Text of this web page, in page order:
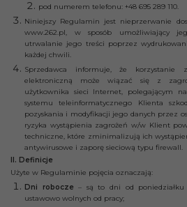
pod numerem telefonu: +48 695 289 110.
Niniejszy Regulamin jest nieprzerwanie
www.262.pl, w sposób umożliwiający
utrwalanie jego treści poprzez
każdej chwili.
Sprzedawca informuje, że korzystanie
elektroniczną może wiązać się z
użytkownika sieci Internet, polegającym
systemu teleinformatycznego Klienta
pozyskania i modyfikacji jego danych przez
ryzyka wystąpienia zagrożeń w/w Klient
techniczne, które zminimalizują ich
antywirusowe i zaporę sieciową typu firewall.
II. Definicje
Użyte w Regulaminie pojęcia oznaczają:
Dni robocze – są to dni od
ustawowo wolnych od pracy;